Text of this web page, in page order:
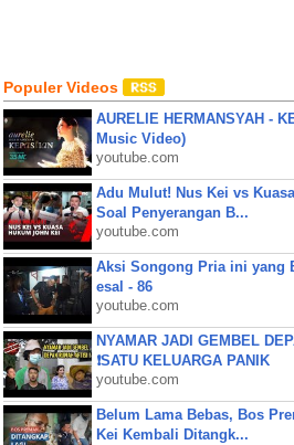
Populer Videos
AURELIE HERMANSYAH -
Music Video)
youtube.com
Adu Mulut! Nus Kei vs
Soal Penyerangan B...
youtube.com
Aksi Songong Pria ini yang
esal - 86
youtube.com
NYAMAR JADI GEMBEL
❗SATU KELUARGA PANIK
youtube.com
Belum Lama Bebas, Bos
Kei Kembali Ditangk...